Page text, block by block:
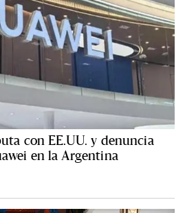
con EE.UU. y denuncia
en la Argentina